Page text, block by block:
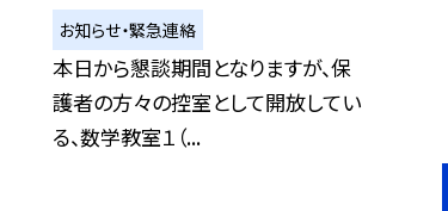
お知らせ・緊急連絡
本日から懇談期間となりますが、保
護者の方々の控室として開放してい
る、数学教室１（...